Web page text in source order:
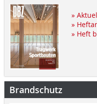
»
»
» Heft
Brandschutz